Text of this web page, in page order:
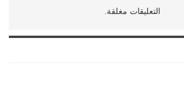
التعليقات مغلقة.